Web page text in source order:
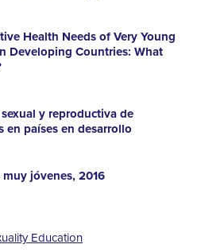
Health Needs of Very Young
Developing Countries: What
y reproductiva de
en países en desarrollo
jóvenes, 2016
Education